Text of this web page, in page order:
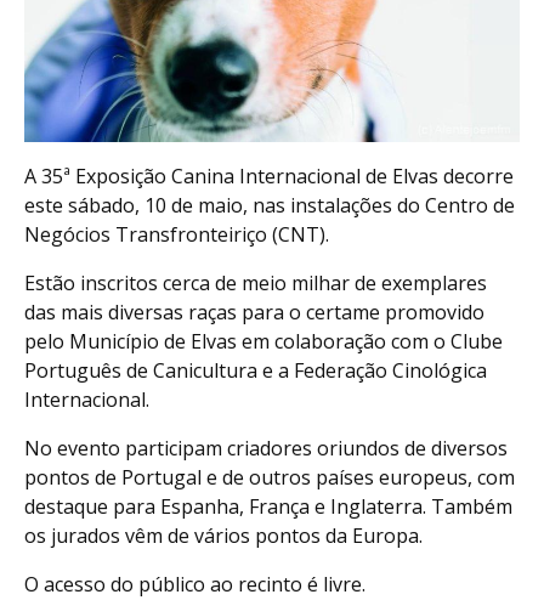
A 35ª Exposição Canina Internacional de Elvas decorre
este sábado, 10 de maio, nas instalações do Centro de
Negócios Transfronteiriço (CNT).
Estão inscritos cerca de meio milhar de exemplares
das mais diversas raças para o certame promovido
pelo Município de Elvas em colaboração com o Clube
Português de Canicultura e a Federação Cinológica
Internacional.
No evento participam criadores oriundos de diversos
pontos de Portugal e de outros países europeus, com
destaque para Espanha, França e Inglaterra. Também
os jurados vêm de vários pontos da Europa.
O acesso do público ao recinto é livre.